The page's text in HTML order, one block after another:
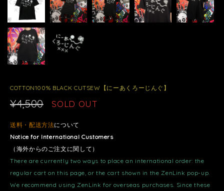
COTTON100% BLACK CUTSEW【にーあくろーじんぐ】
¥4,500 SOLD OUT
送料・配送方法について
Notice for International Customers
（海外からのご注文に関して）
There are currently two ways to place an international order: the
regular cart on this page, or the cart shown in the ZenLink pop-up.
We recommend using ZenLink for overseas purchases. Since these